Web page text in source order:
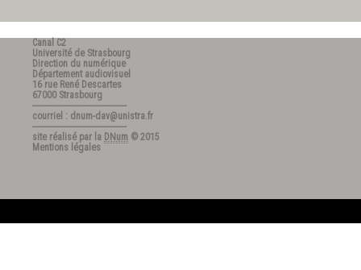
Canal C2
Université de Strasbourg
Direction du numérique
Département audiovisuel
16 rue René Descartes
67000 Strasbourg
---------------------------------------
courriel : dnum-dav@unistra.fr
---------------------------------------
site réalisé par la DNum © 2015
Mentions légales